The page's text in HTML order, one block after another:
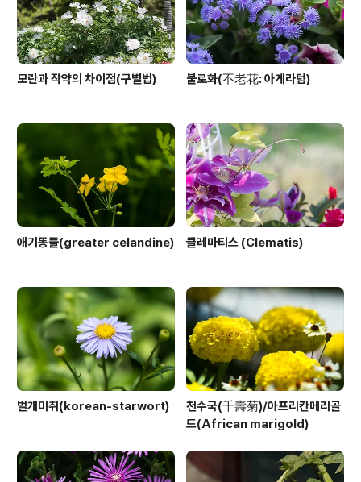
모란과 작약의 차이점(구별법) 불로화(不老花: 아게라텀)
애기똥풀(greater celandine) 클레마티스 (Clematis)
벌개미취(korean-starwort)
천수국(千壽菊)/아프리칸메리골
드(African marigold)